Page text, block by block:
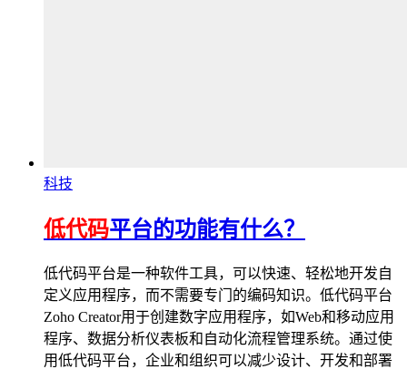
科技
低代码平台的功能有什么？
低代码平台是一种软件工具，可以快速、轻松地开发自
定义应用程序，而不需要专门的编码知识。低代码平台
Zoho Creator用于创建数字应用程序，如Web和移动应用
程序、数据分析仪表板和自动化流程管理系统。通过使
用低代码平台，企业和组织可以减少设计、开发和部署